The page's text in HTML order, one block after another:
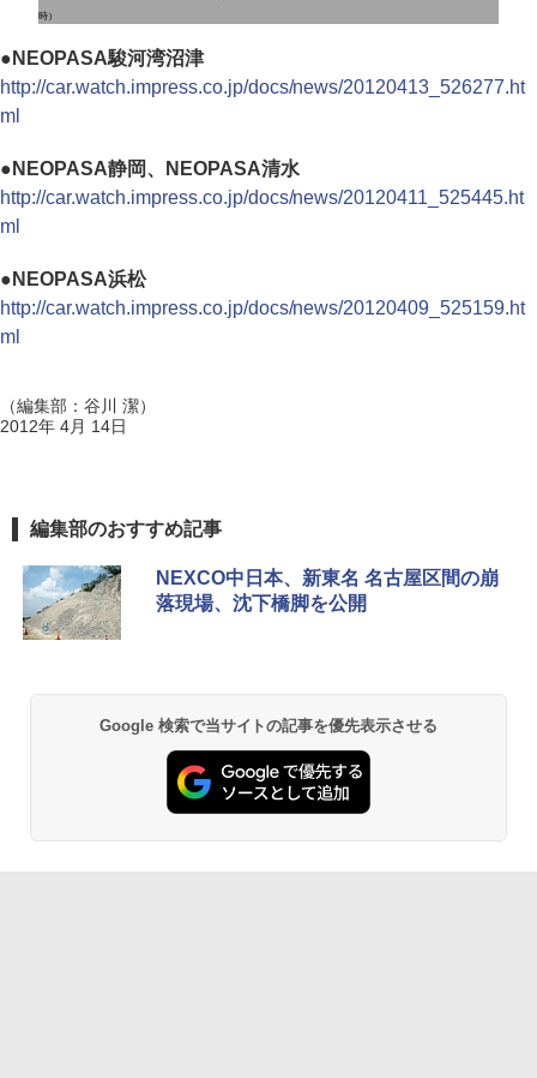
時）
● NEOPASA駿河湾沼津
http://car.watch.impress.co.jp/docs/news/20120413_526277.ht
ml
● NEOPASA静岡、NEOPASA清水
http://car.watch.impress.co.jp/docs/news/20120411_525445.ht
ml
● NEOPASA浜松
http://car.watch.impress.co.jp/docs/news/20120409_525159.ht
ml
（編集部：谷川 潔）
2012年 4月 14日
編集部のおすすめ記事
NEXCO中日本、新東名 名古屋区間の崩
落現場、沈下橋脚を公開
Google 検索で当サイトの記事を優先表示させる